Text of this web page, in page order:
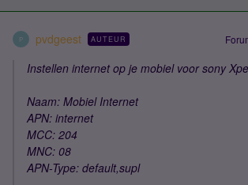
P pvdgeest AUTEUR
Instellen internet op je mobiel voor sony
Naam: Mobiel Internet
APN: internet
MCC: 204
MNC: 08
APN-Type: default,supl